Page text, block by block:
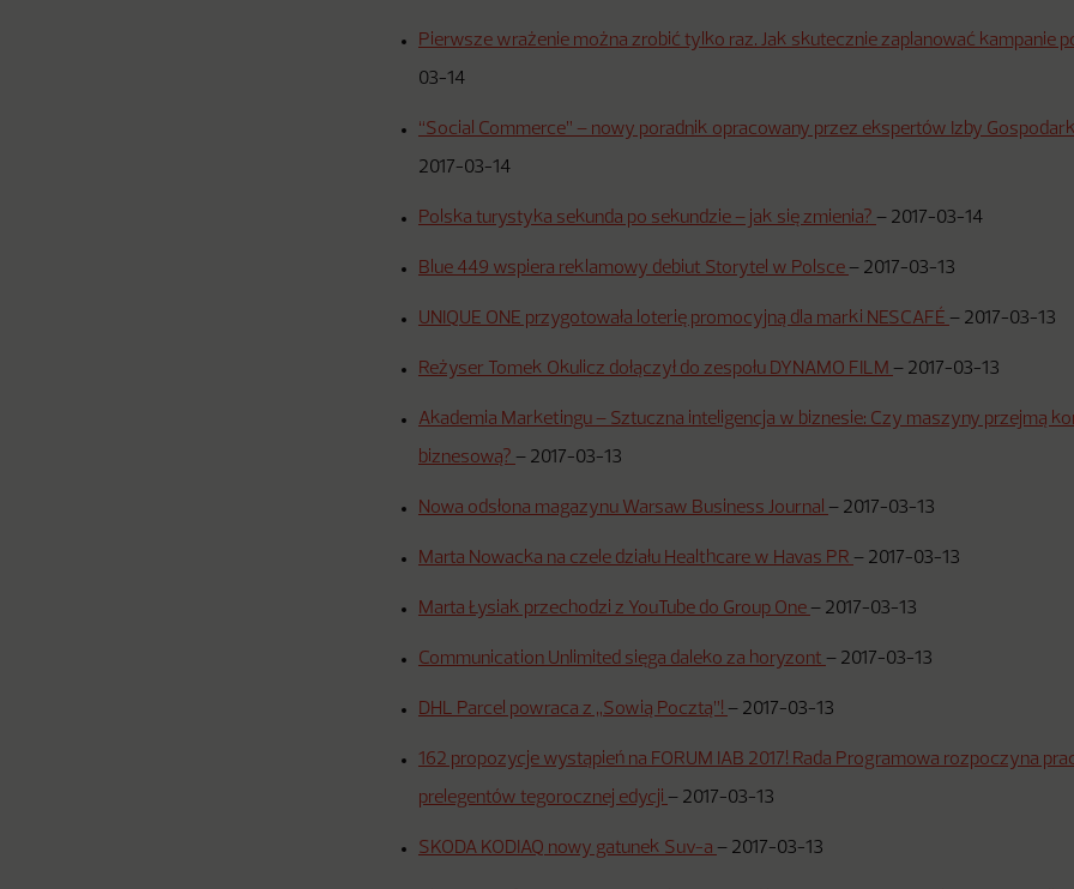
Pierwsze wrażenie można zrobić tylko raz. Jak skutecznie zaplanować kampanie
03-14
“Social Commerce” – nowy poradnik opracowany przez ekspertów Izby
2017-03-14
Polska turystyka sekunda po sekundzie – jak się zmienia? – 2017-03-14
Blue 449 wspiera reklamowy debiut Storytel w Polsce – 2017-03-13
UNIQUE ONE przygotowała loterię promocyjną dla marki NESCAFÉ – 2017-03-13
Reżyser Tomek Okulicz dołączył do zespołu DYNAMO FILM – 2017-03-13
Akademia Marketingu – Sztuczna inteligencja w biznesie: Czy maszyny przejmą
biznesową? – 2017-03-13
Nowa odsłona magazynu Warsaw Business Journal – 2017-03-13
Marta Nowacka na czele działu Healthcare w Havas PR – 2017-03-13
Marta Łysiak przechodzi z YouTube do Group One – 2017-03-13
Communication Unlimited sięga daleko za horyzont – 2017-03-13
DHL Parcel powraca z „Sowią Pocztą”! – 2017-03-13
162 propozycje wystąpień na FORUM IAB 2017! Rada Programowa rozpoczyna
prelegentów tegorocznej edycji – 2017-03-13
SKODA KODIAQ nowy gatunek Suv-a – 2017-03-13